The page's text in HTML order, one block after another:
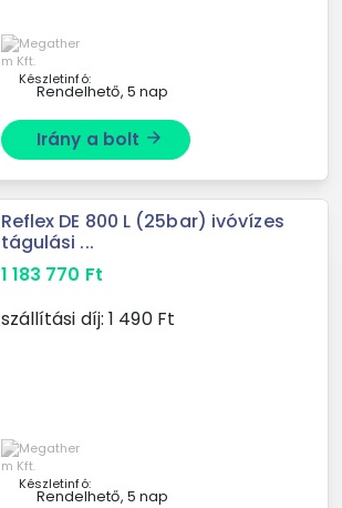
Készletinfó:
Rendelhető, 5 nap
Irány a bolt arrow_forward
Reflex DE 800 L (25bar) ivóvízes
tágulási ...
1 183 770 Ft
szállítási díj: 1 490Ft
Készletinfó:
Rendelhető, 5 nap